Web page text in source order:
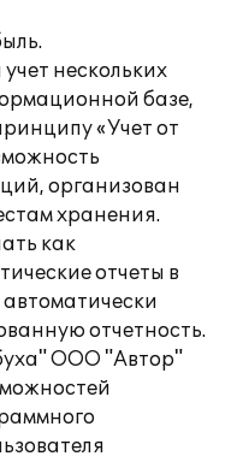
нескольких
базе,
«Учет от
организован
хранения.
как
отчеты в
отчетность.
ООО "Автор"